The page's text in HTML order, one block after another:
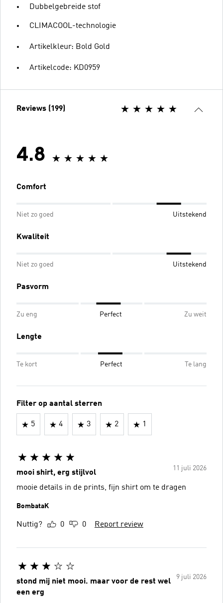
Dubbelgebreide stof
CLIMACOOL-technologie
Artikelkleur: Bold Gold
Artikelcode: KD0959
Reviews (199)
4.8
Comfort
Niet zo goed Uitstekend
Kwaliteit
Niet zo goed Uitstekend
Pasvorm
Zu eng Perfect Zu weit
Lengte
Te kort Perfect Te lang
Filter op aantal sterren
5 4 3 2 1
11 juli 2026
mooi shirt, erg stijlvol
mooie details in de prints, fijn shirt om te dragen
BombataK
Nuttig? 0 0 Report review
9 juli 2026
stond mij niet mooi. maar voor de rest wel
een erg